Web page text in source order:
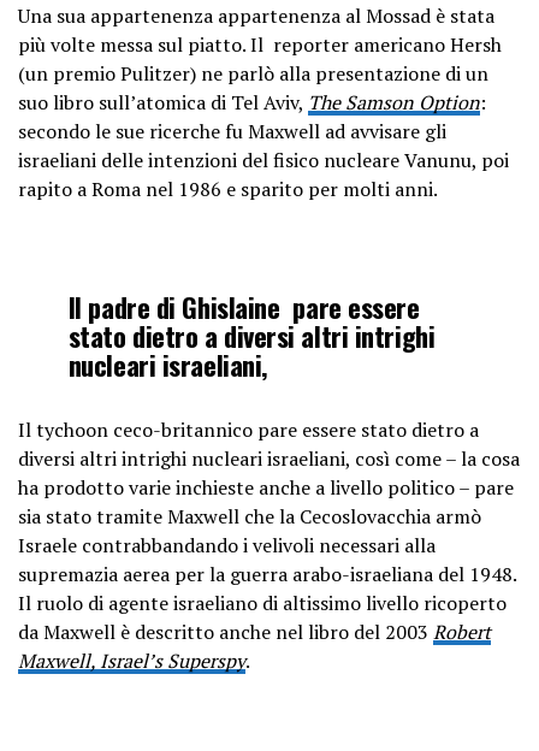
Una sua appartenenza appartenenza al Mossad è stata
più volte messa sul piatto. Il reporter americano Hersh
(un premio Pulitzer) ne parlò alla presentazione di un
suo libro sull’atomica di Tel Aviv, The Samson Option:
secondo le sue ricerche fu Maxwell ad avvisare gli
israeliani delle intenzioni del fisico nucleare Vanunu, poi
rapito a Roma nel 1986 e sparito per molti anni.
Il padre di Ghislaine pare essere
stato dietro a diversi altri intrighi
nucleari israeliani,
Il tychoon ceco-britannico pare essere stato dietro a
diversi altri intrighi nucleari israeliani, così come – la cosa
ha prodotto varie inchieste anche a livello politico – pare
sia stato tramite Maxwell che la Cecoslovacchia armò
Israele contrabbandando i velivoli necessari alla
supremazia aerea per la guerra arabo-israeliana del 1948.
Il ruolo di agente israeliano di altissimo livello ricoperto
da Maxwell è descritto anche nel libro del 2003 Robert
Maxwell, Israel’s Superspy.